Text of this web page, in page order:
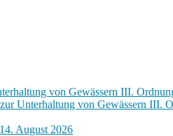
von Gewässern III.
Unterhaltung von Gewässern III.
August 2026